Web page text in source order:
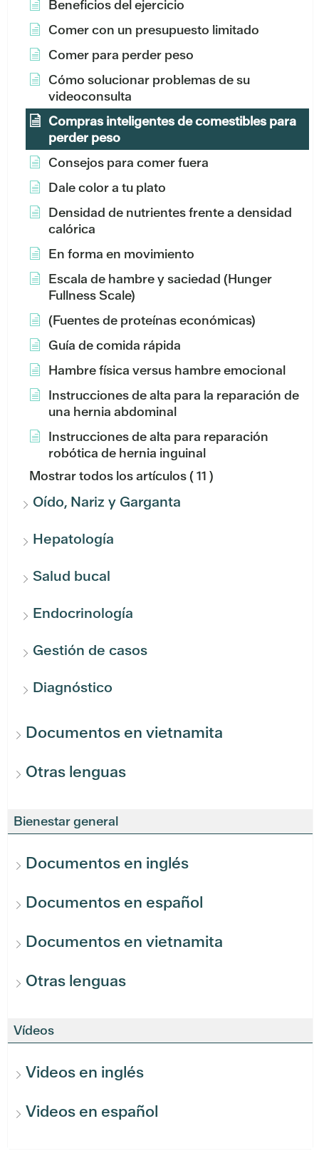
Beneficios del ejercicio
Comer con un presupuesto limitado
Comer para perder peso
Cómo solucionar problemas de su
videoconsulta
Compras inteligentes de comestibles para
perder peso
Consejos para comer fuera
Dale color a tu plato
Densidad de nutrientes frente a densidad
calórica
En forma en movimiento
Escala de hambre y saciedad (Hunger
Fullness Scale)
(Fuentes de proteínas económicas)
Guía de comida rápida
Hambre física versus hambre emocional
Instrucciones de alta para la reparación de
una hernia abdominal
Instrucciones de alta para reparación
robótica de hernia inguinal
Mostrar todos los artículos( 11 )
Oído, Nariz y Garganta
Hepatología
Salud bucal
Endocrinología
Gestión de casos
Diagnóstico
Documentos en vietnamita
Otras lenguas
Bienestar general
Documentos en inglés
Documentos en español
Documentos en vietnamita
Otras lenguas
Vídeos
Videos en inglés
Videos en español